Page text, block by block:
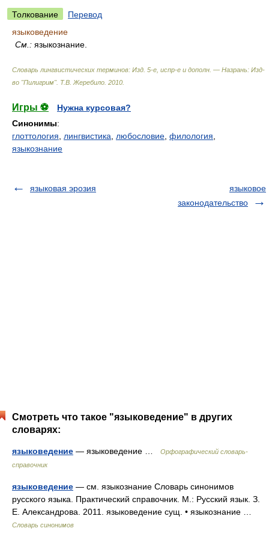
Толкование
Перевод
языковедение
См.: языкознание.
Словарь лингвистических терминов: Изд. 5-е, испр-е и дополн. — Назрань: Изд-
во "Пилигрим". Т.В. Жеребило 2010
Игры ⚽
Нужна курсовая?
Синонимы:
глоттология
лингвистика любословие филология
языкознание
языковая эрозия
языковое
законодательство
Смотреть что такое "языковедение" в других
словарях:
языковедение — языковедение …
Орфографический словарь-
справочник
языковедение — см. языкознание Словарь синонимов
русского языка. Практический справочник. М.: Русский язык. З.
Е. Александрова. 2011. языковедение сущ. • языкознание …
Словарь синонимов